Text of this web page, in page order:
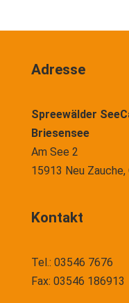
Adresse
Spreewälder
Briesensee
Am See 2
15913 Neu
Kontakt
Tel.: 03546 7676
Fax: 03546 186913